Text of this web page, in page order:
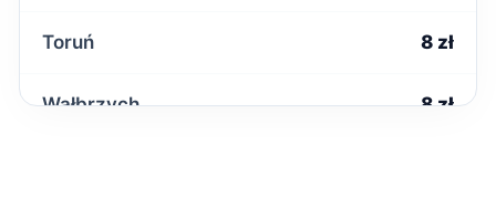
Toruń 8 zł
Wałbrzych 8 zł